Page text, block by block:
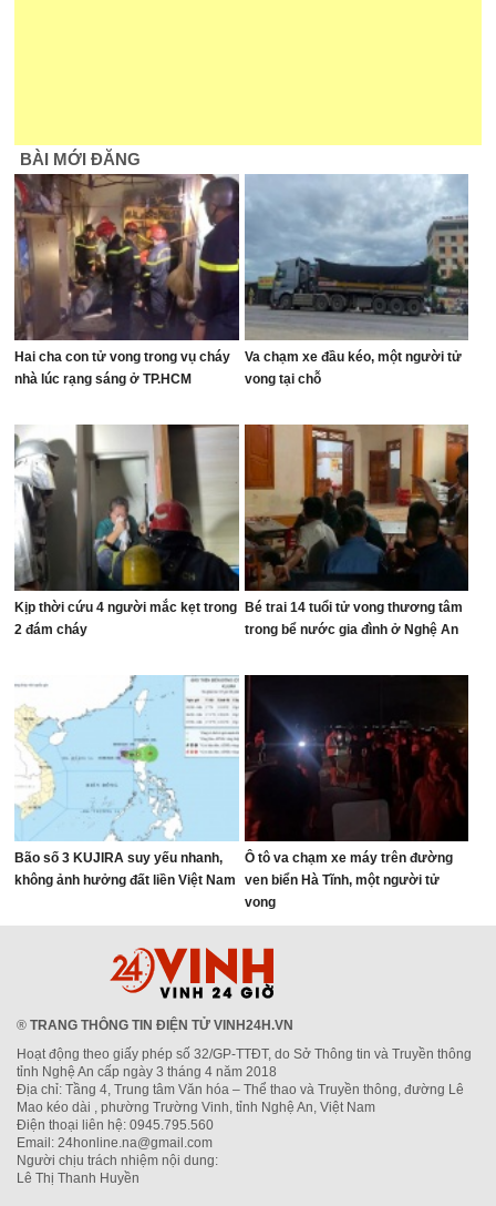
BÀI MỚI ĐĂNG
Hai cha con tử vong trong vụ cháy
nhà lúc rạng sáng ở TP.HCM
Va chạm xe đầu kéo, một người tử
vong tại chỗ
Kịp thời cứu 4 người mắc kẹt trong
2 đám cháy
Bé trai 14 tuổi tử vong thương tâm
trong bể nước gia đình ở Nghệ An
Bão số 3 KUJIRA suy yếu nhanh,
không ảnh hưởng đất liền Việt Nam
Ô tô va chạm xe máy trên đường
ven biển Hà Tĩnh, một người tử
vong
® TRANG THÔNG TIN ĐIỆN TỬ VINH24H.VN
Hoạt động theo giấy phép số 32/GP-TTĐT, do Sở Thông tin và Truyền thông
tỉnh Nghệ An cấp ngày 3 tháng 4 năm 2018
Địa chỉ: Tầng 4, Trung tâm Văn hóa – Thể thao và Truyền thông, đường Lê
Mao kéo dài , phường Trường Vinh, tỉnh Nghệ An, Việt Nam
Điện thoại liên hệ: 0945.795.560
Email: 24honline.na@gmail.com
Người chịu trách nhiệm nội dung:
Lê Thị Thanh Huyền